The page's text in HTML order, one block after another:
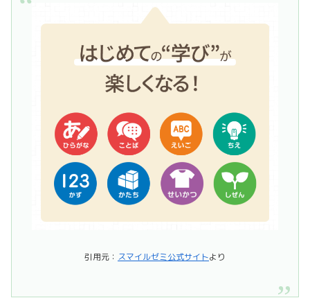
引用元： スマイルゼミ公式サイトより